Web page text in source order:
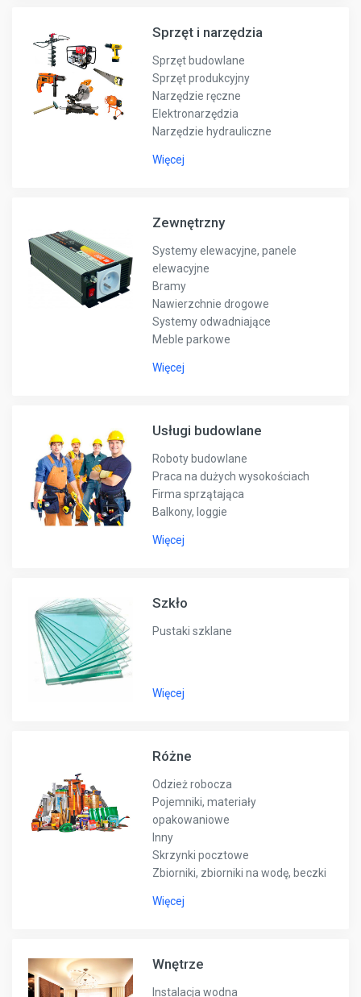
Sprzęt i narzędzia
Sprzęt budowlane
Sprzęt produkcyjny
Narzędzie ręczne
Elektronarzędzia
Narzędzie hydrauliczne
Więcej
Zewnętrzny
Systemy elewacyjne, panele
elewacyjne
Bramy
Nawierzchnie drogowe
Systemy odwadniające
Meble parkowe
Więcej
Usługi budowlane
Roboty budowlane
Praca na dużych wysokościach
Firma sprzątająca
Balkony, loggie
Więcej
Szkło
Pustaki szklane
Więcej
Różne
Odzież robocza
Pojemniki, materiały
opakowaniowe
Inny
Skrzynki pocztowe
Zbiorniki, zbiorniki na wodę, beczki
Więcej
Wnętrze
Instalacja wodna